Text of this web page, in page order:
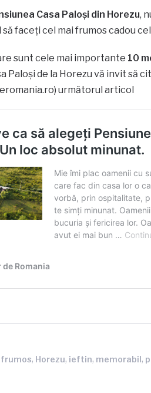
Casa Paloși din Horezu,
să faceți cel mai frumos cadou
sunt cele mai importante 10
Paloși de la Horezu vă invit să
următorul articol
frumos, Horezu, ieftin, memorabil,